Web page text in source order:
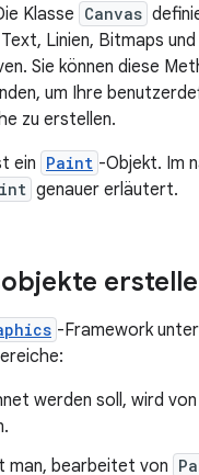
Klasse Canvas
Linien, Bitmaps
Sie können diese
um Ihre
zu erstellen.
ein Paint -Objekt. Im
genauer erläutert.
-Framework
werden soll, wird von
man, bearbeitet von